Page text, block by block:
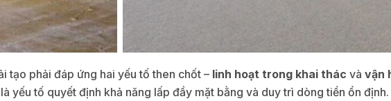
tạo phải đáp ứng hai yếu tố then chốt – linh hoạt trong khai thác và vận
yếu tố quyết định khả năng lấp đầy mặt bằng và duy trì dòng tiền ổn